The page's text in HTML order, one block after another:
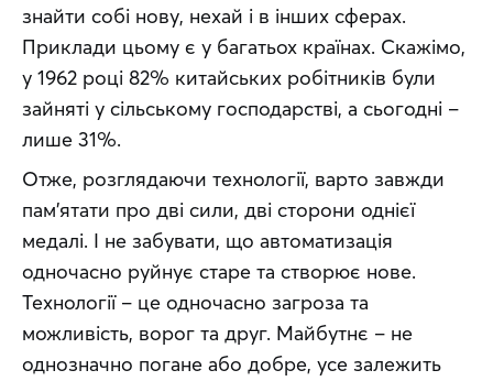
знайти собі нову, нехай і в інших сферах.
Приклади цьому є у багатьох країнах. Скажімо,
у 1962 році 82% китайських робітників були
зайняті у сільському господарстві, а сьогодні –
лише 31%.
Отже, розглядаючи технології, варто завжди
пам’ятати про дві сили, дві сторони однієї
медалі. І не забувати, що автоматизація
одночасно руйнує старе та створює нове.
Технології – це одночасно загроза та
можливість, ворог та друг. Майбутнє – не
однозначно погане або добре, усе залежить